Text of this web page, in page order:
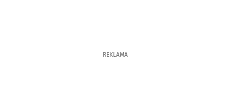
REKLAMA